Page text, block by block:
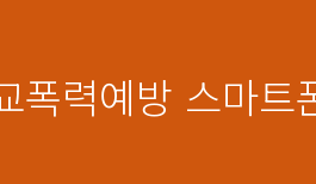
폭력예방 스마